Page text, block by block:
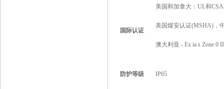
国际认证
美国和加拿大：UL和
美国煤安认证(MSHA)，
澳大利亚 - Ex ia s Zone 0
防护等级 IP65